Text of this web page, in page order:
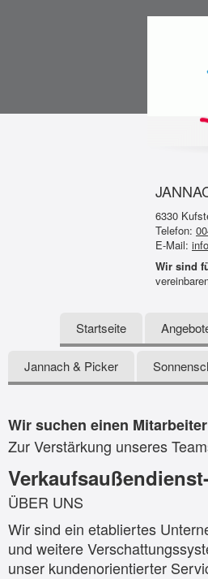
6330
Telefon:
E-Mail:
Wir sind
Startseite
Jannach & Picker
Wir suchen einen
Zur Verstärkung unseres
ÜBER UNS
Wir sind ein etabliertes
und weitere
unser kundenorientierter